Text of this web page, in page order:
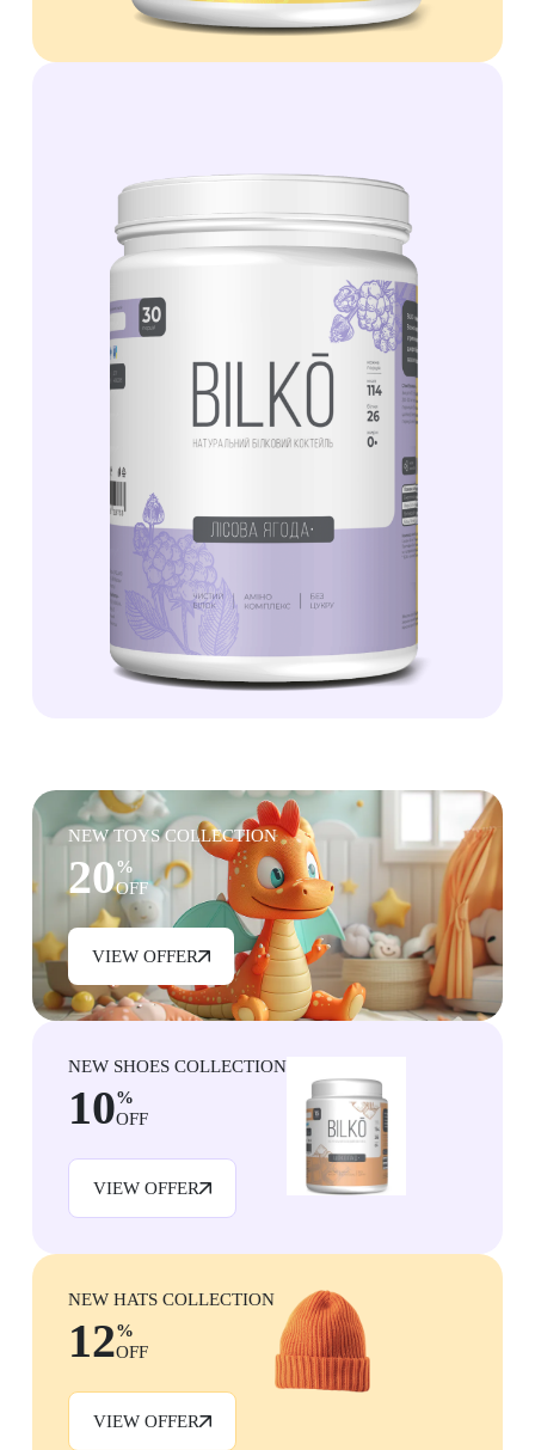
NEW TOYS COLLECTION
20%
OFF
VIEW OFFER
NEW SHOES COLLECTION
10%
OFF
VIEW OFFER
NEW HATS COLLECTION
12%
OFF
VIEW OFFER